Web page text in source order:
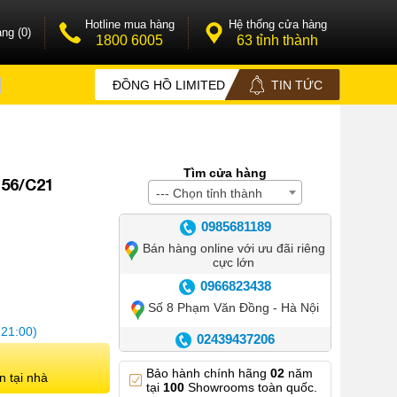
(0)
Hotline mua hàng
1800 6005
Hệ thống cửa hàng
63 tỉnh thành
ĐỒNG HỒ LIMITED TIN TỨC
C21
tại nhà
Tìm cửa hàng
--- Chọn tỉnh thành
0985681189
Bán hàng online với ưu đãi riêng
cực lớn
0966823438
Số 8 Phạm Văn Đồng - Hà Nội
02439437206
Số 42 Phố Huế - Hoàn Kiếm –
Hà Nội
Bảo hành chính hãng 02năm
tại 100Showrooms toàn quốc.